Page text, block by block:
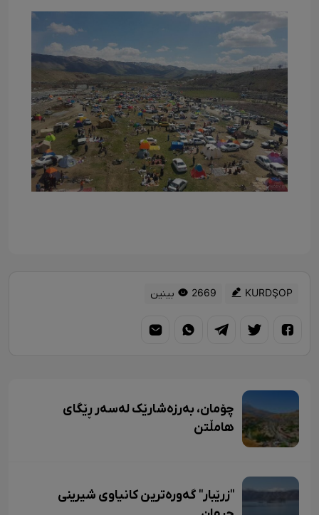
KURDŞOP 2669 بینین
چۆمان، بەرزەشارێک لەسەر ڕێگای
هامڵتن
"زرێبار" گەورەترین کانیاوی شیرینی